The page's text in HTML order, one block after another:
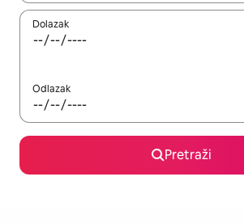
Dolazak
Odlazak
Pretraži